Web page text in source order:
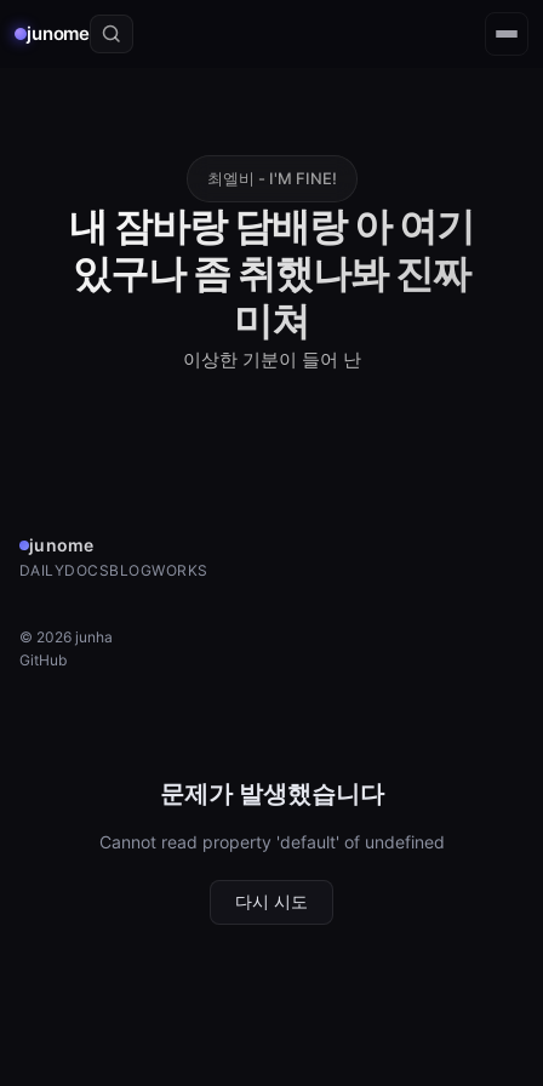
junome
최엘비 - I'M FINE!
내 잠바랑 담배랑 아 여기
있구나 좀 취했나봐 진짜
미쳐
이상한 기분이 들어 난
junome
DAILYDOCSBLOGWORKS
© 2026 junha
GitHub
문제가 발생했습니다
Cannot read property 'default' of undefined
다시 시도